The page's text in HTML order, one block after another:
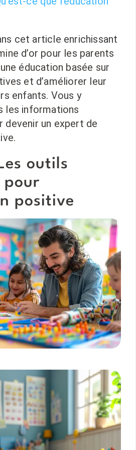
cet article enrichissant
d’or pour les parents
éducation basée sur
et d’améliorer leur
enfants. Vous y
les informations
devenir un expert de
outils
pour
positive